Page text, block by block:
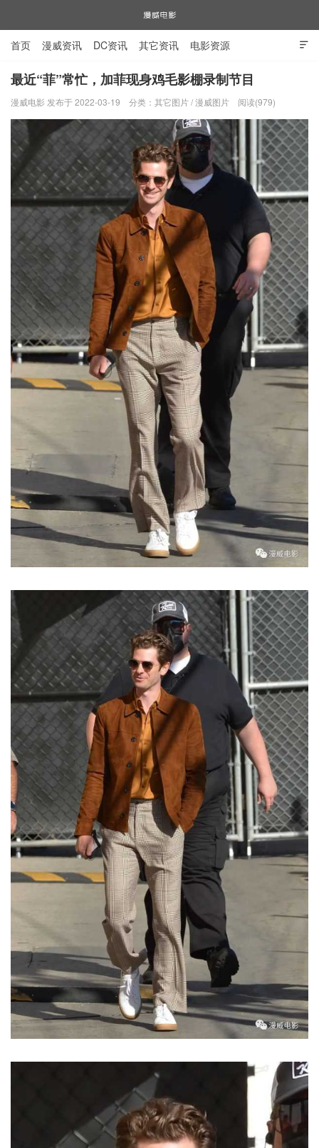
漫威电影

首页 漫威资讯 DC资讯 其它资讯 电影资源
电视剧资源 漫威图片
最近“菲”常忙，加菲现身鸡毛影棚录制节目
漫威电影 发布于 2022-03-19 分类： 其它图片/漫威图片 阅读(979)